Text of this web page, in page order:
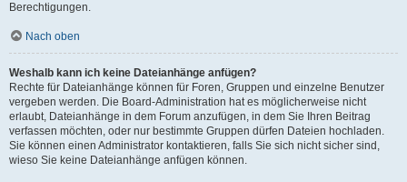
Berechtigungen.
Nach oben
Weshalb kann ich keine Dateianhänge anfügen?
Rechte für Dateianhänge können für Foren, Gruppen und einzelne Benutzer
vergeben werden. Die Board-Administration hat es möglicherweise nicht
erlaubt, Dateianhänge in dem Forum anzufügen, in dem Sie Ihren Beitrag
verfassen möchten, oder nur bestimmte Gruppen dürfen Dateien hochladen.
Sie können einen Administrator kontaktieren, falls Sie sich nicht sicher sind,
wieso Sie keine Dateianhänge anfügen können.